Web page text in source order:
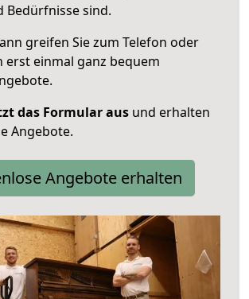
Bedürfnisse sind.
greifen Sie zum Telefon oder
erst einmal ganz bequem
das Formular aus und erhalten
Angebote.
Angebote erhalten